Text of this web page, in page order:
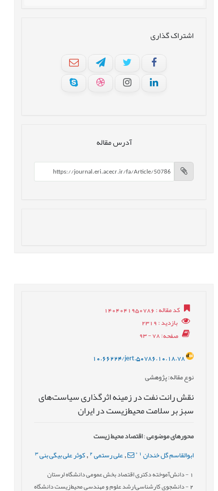
اشتراک گذاری
آدرس مقاله
کد مقاله: 1404041950786
بازدید: 2319
صفحه: 78 - 93
10.66224/jert.50786.10.18.78
نوع مقاله: پژوهشی
نقش رانت نفت در زمینه اثرگذاری سیاست‌های
سبز بر سلامت محیط‌زیست در ایران
محورهای موضوعی:اقتصاد محیط زیست
ابوالقاسم گل خندان *
,علی رستمی 2
, کوثر علی بیگی بنی 3
- دانش‌آموخته دکتری اقتصاد بخش عمومی دانشگاه لرستان
2- دانشجوی کارشناسی‌ارشد علوم و مهندسی محیط‌زیست دانشگاه